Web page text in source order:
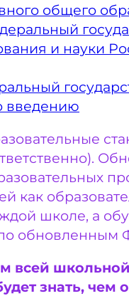
общего
и науки
введению
как
школе, а
по обновленным
всей
знать, чем